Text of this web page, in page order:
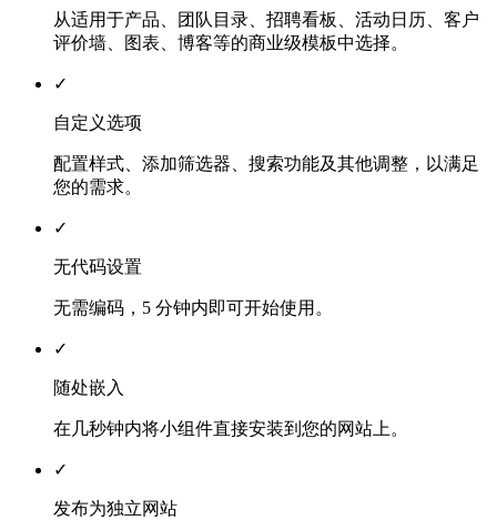
从适用于产品、团队目录、招聘看板、活动日历、客户
评价墙、图表、博客等的商业级模板中选择。
✓
自定义选项
配置样式、添加筛选器、搜索功能及其他调整，以满足
您的需求。
✓
无代码设置
无需编码，5 分钟内即可开始使用。
✓
随处嵌入
在几秒钟内将小组件直接安装到您的网站上。
✓
发布为独立网站